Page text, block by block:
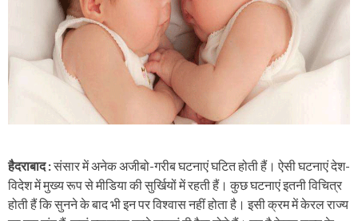
हैदराबाद :संसार में अनेक अजीबो-गरीब घटनाएं घटित होती हैं। ऐसी घटनाएं देश-
विदेश में मुख्य रूप से मीडिया की सुर्खियों में रहती हैं। कुछ घटनाएं इतनी विचित्र
होती हैं कि सुनने के बाद भी इन पर विश्वास नहीं होता है। इसी क्रम में केरल राज्य